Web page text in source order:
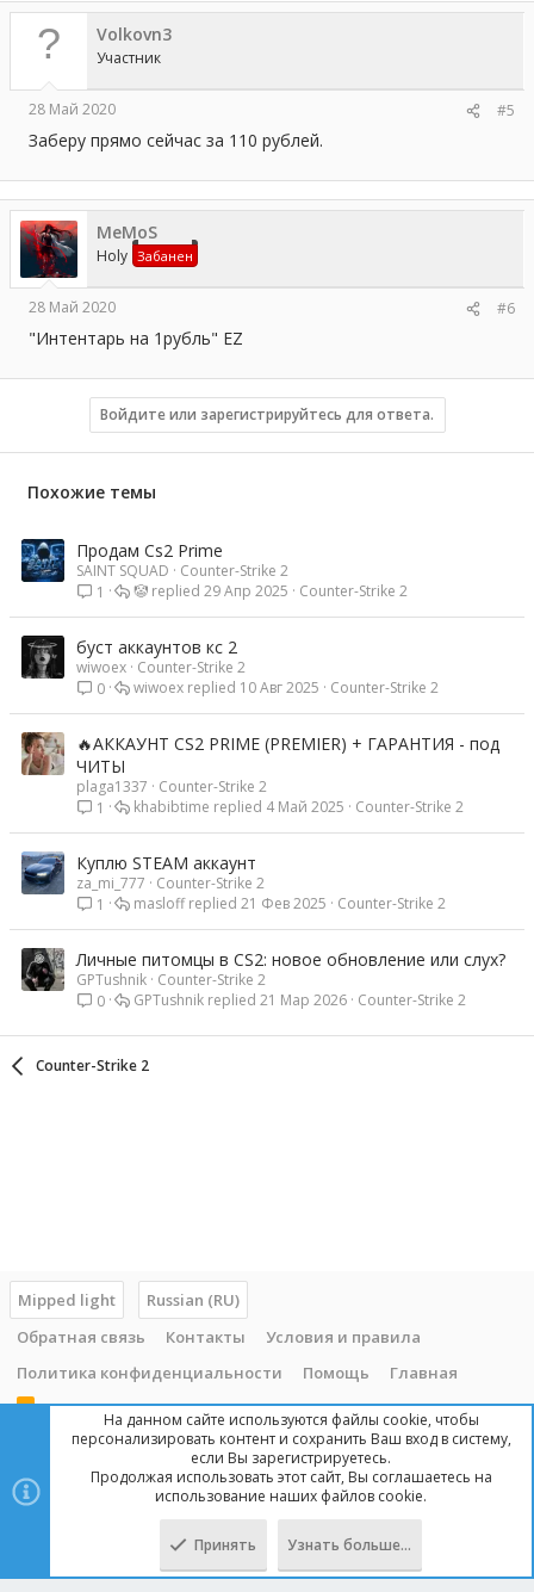
Volkovn3
Участник
28 Май 2020 #5
Заберу прямо сейчас за 110 рублей.
MeMoS
Holy Забанен
28 Май 2020 #6
"Интентарь на 1рубль" EZ
Войдите или зарегистрируйтесь для ответа.
Похожие темы
Продам Cs2 Prime
SAINT SQUAD
Counter-Strike 2
1
Counter-Strike 2
29 Апр 2025
ㅤ🤡ㅤ
буст аккаунтов кс 2
wiwoex Counter-Strike 2
0
Counter-Strike 2
10 Авг 2025
wiwoex
🔥АККАУНТ CS2 PRIME (PREMIER) + ГАРАНТИЯ - под
ЧИТЫ
plaga1337
Counter-Strike 2
1
Counter-Strike 2
4 Май 2025
khabibtime
Куплю STEAM аккаунт
za_mi_777
Counter-Strike 2
1
Counter-Strike 2
21 Фев 2025
masloff
Личные питомцы в CS2: новое обновление или слух?
GPTushnik Counter-Strike 2
0
Counter-Strike 2
21 Мар 2026
GPTushnik
Counter-Strike 2
Mipped light
Russian (RU)
Обратная связь
Контакты
Условия и правила
Политика конфиденциальности
Помощь Главная
R
Copyright © 2014 - 2025, mipped.com. Все права защищены. При
копировании материала с сайта, обратная ссылка обязательна!
На данном сайте используются файлы cookie, чтобы
персонализировать контент и сохранить Ваш вход в систему,
если Вы зарегистрируетесь.
Продолжая использовать этот сайт, Вы соглашаетесь на
использование наших файлов cookie.
Принять Узнать больше…